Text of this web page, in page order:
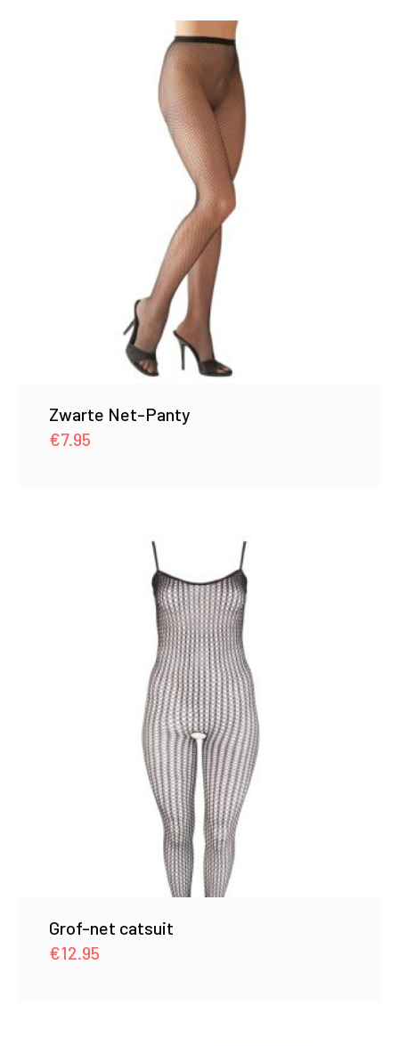
Zwarte Net-Panty
€7.95
Grof-net catsuit
€12.95